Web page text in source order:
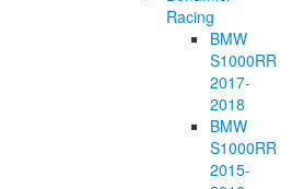
Racing
BMW
S1000RR
2017-
2018
BMW
S1000RR
2015-